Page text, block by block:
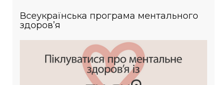
Всеукраїнська програма ментального
здоров’я